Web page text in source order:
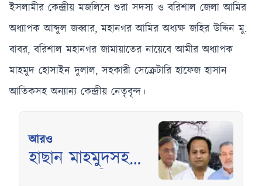
ইসলামীর কেন্দ্রীয় মজলিসে শুরা সদস্য ও বরিশাল জেলা আমির
অধ্যাপক আব্দুল জব্বার, মহানগর আমির অধ্যক্ষ জহির উদ্দিন মু.
বাবর, বরিশাল মহানগর জামায়াতের নায়েবে আমীর অধ্যাপক
মাহমুদ হোসাইন দুলাল, সহকারী সেক্রেটারি হাফেজ হাসান
আতিকসহ অন্যান্য কেন্দ্রীয় নেতৃবৃন্দ।
আরও
হাছান মাহমুদসহ